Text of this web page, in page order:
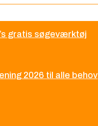
gratis søgeværktøj
2026 til alle behov